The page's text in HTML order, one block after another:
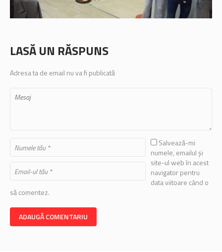
LASĂ UN RĂSPUNS
Adresa ta de email nu va fi publicată
Salvează-mi
numele, emailul și
site-ul web în acest
navigator pentru
data viitoare când o
să comentez.